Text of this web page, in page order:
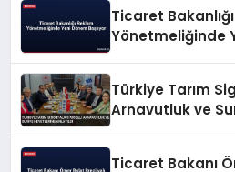
Ticaret
Yönetmeliğinde
Türkiye Tarım
Arnavutluk ve
Ticaret Bakanı